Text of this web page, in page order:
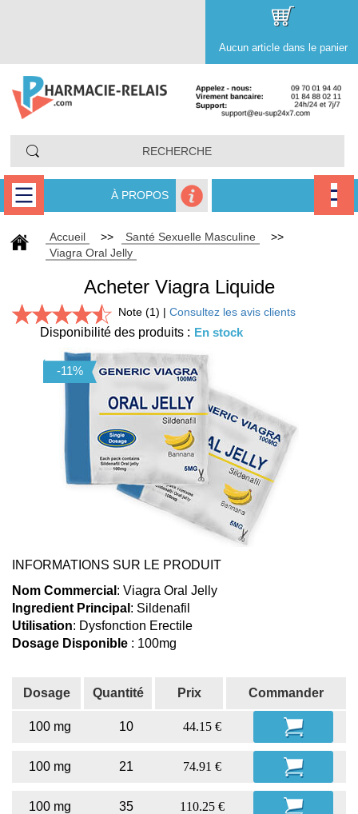
Aucun article dans le panier
À PROPOS
Accueil >> Santé Sexuelle Masculine
>>
Viagra Oral Jelly
Acheter Viagra Liquide
Note (1) |Consultez les avis clients
Disponibilité des produits : En stock
INFORMATIONS SUR LE PRODUIT
Nom Commercial : Viagra Oral Jelly
Ingredient Principal : Sildenafil
Utilisation: Dysfonction Erectile
Dosage Disponible : 100mg
Dosage Quantité Prix Commander
100 mg 10 44.15 €
100 mg 21 74.91 €
100 mg 35 110.25 €